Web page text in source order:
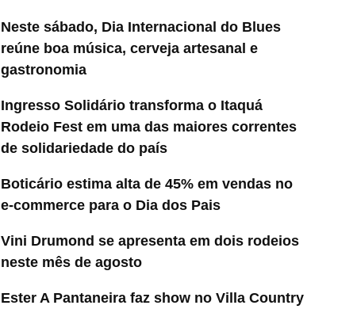
Neste sábado, Dia Internacional do Blues
reúne boa música, cerveja artesanal e
gastronomia
Ingresso Solidário transforma o Itaquá
Rodeio Fest em uma das maiores correntes
de solidariedade do país
Boticário estima alta de 45% em vendas no
e-commerce para o Dia dos Pais
Vini Drumond se apresenta em dois rodeios
neste mês de agosto
Ester A Pantaneira faz show no Villa Country